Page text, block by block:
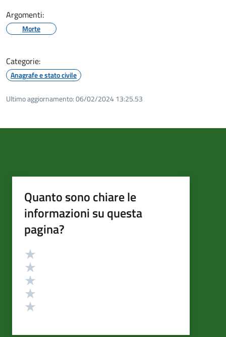
Argomenti:
Morte
Categorie:
Anagrafe e stato civile
Ultimo aggiornamento:06/02/2024 13:25.53
Quanto sono chiare le
informazioni su questa
pagina?
Valutazione